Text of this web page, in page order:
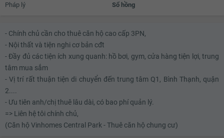
Pháp lý Sổ hồng
- Chính chủ cần cho thuê căn hộ cao cấp 3PN,
- Nội thất và tiện nghi cơ bản cđt
- Đầy đủ các tiện ích xung quanh: hồ bơi, gym, cửa hàng tiện lợi, trung
tâm mua sắm
- Vị trí rất thuận tiện di chuyển đến trung tâm Q1, Bình Thạnh, quận
2....
- Ưu tiên anh/chị thuê lâu dài, có bao phí quản lý.
=> Liên hệ tôi chính chủ,
(Căn hộ Vinhomes Central Park - Thuê căn hộ chung cư)